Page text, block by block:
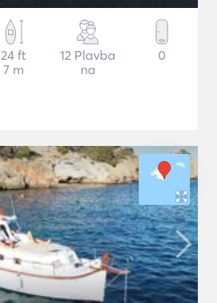
24 ft
7 m
12 Plavba
na
0